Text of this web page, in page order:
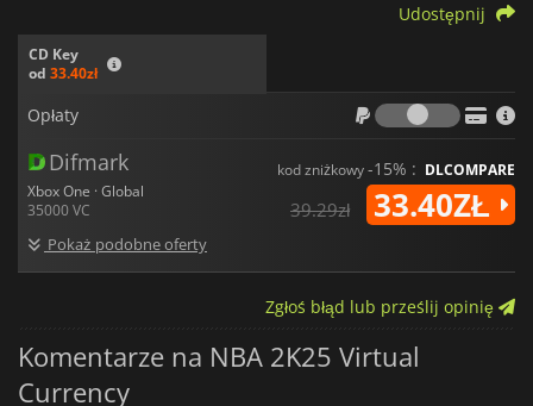
CD Key
od 33.40zł
Udostępnij
Opłaty
Opłaty
Difmark
Xbox One · Global
35000 VC
Pokaż podobne oferty
kod zniżkowy-15% : DLCOMPARE
39.29zł 33.40ZŁ
Zgłoś błąd lub prześlij opinię
Komentarze na NBA 2K25 Virtual
Currency